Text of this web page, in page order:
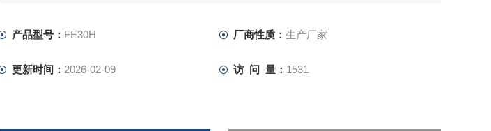
产品型号： FE30H 厂商性质： 生产厂家
更新时间： 2026-02-09 访 问 量： 1531